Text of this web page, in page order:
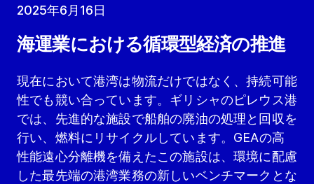
2025年6月16日
海運業における循環型経済の推進
現在において港湾は物流だけではなく、持続可能
性でも競い合っています。ギリシャのピレウス港
では、先進的な施設で船舶の廃油の処理と回収を
行い、燃料にリサイクルしています。GEAの高
性能遠心分離機を備えたこの施設は、環境に配慮
した最先端の港湾業務の新しいベンチマークとな